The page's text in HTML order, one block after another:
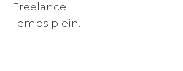
Freelance.
Temps plein.